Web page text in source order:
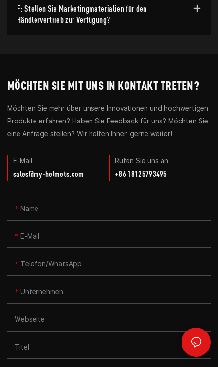
F: Stellen Sie Marketingmaterialien für den
Händlervertrieb zur Verfügung?
MÖCHTEN SIE MIT UNS IN KONTAKT TRETEN?
Möchten Sie mehr über unsere Innovationen und hochwertigen
Produkte erfahren? Haben Sie Feedback für uns? Möchten Sie
eine Anfrage stellen? Wir helfen Ihnen gerne weiter!
E-Mail
sales@my-helmets.com
Rufen Sie uns an
+86 18125793495
Name
E-Mail
Telefon/WhatsApp
Unternehmen
Webseite
Titel